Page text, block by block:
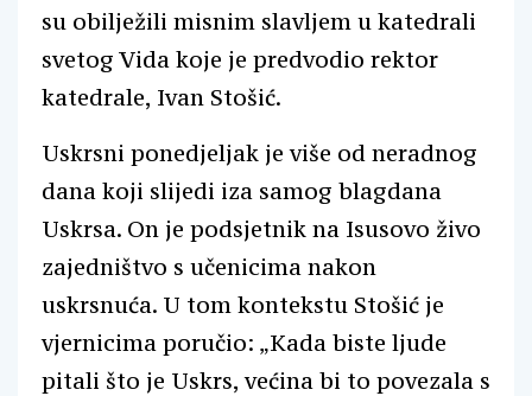
su obilježili misnim slavljem u katedrali
svetog Vida koje je predvodio rektor
katedrale, Ivan Stošić.
Uskrsni ponedjeljak je više od neradnog
dana koji slijedi iza samog blagdana
Uskrsa. On je podsjetnik na Isusovo živo
zajedništvo s učenicima nakon
uskrsnuća. U tom kontekstu Stošić je
vjernicima poručio: „Kada biste ljude
pitali što je Uskrs, većina bi to povezala s